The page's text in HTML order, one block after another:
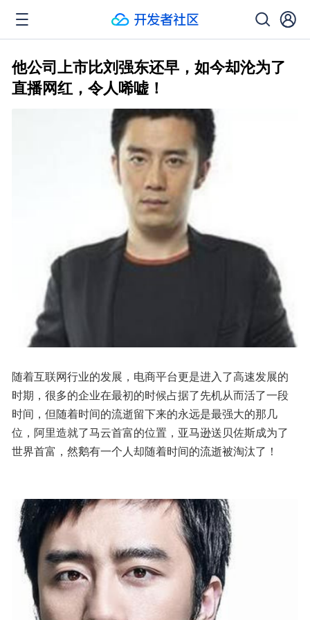
他公司上市比刘强东还早，如今却沦为了
直播网红，令人唏嘘！
随着互联网行业的发展，电商平台更是进入了高速发展的
时期，很多的企业在最初的时候占据了先机从而活了一段
时间，但随着时间的流逝留下来的永远是最强大的那几
位，阿里造就了马云首富的位置，亚马逊送贝佐斯成为了
世界首富，然鹅有一个人却随着时间的流逝被淘汰了！